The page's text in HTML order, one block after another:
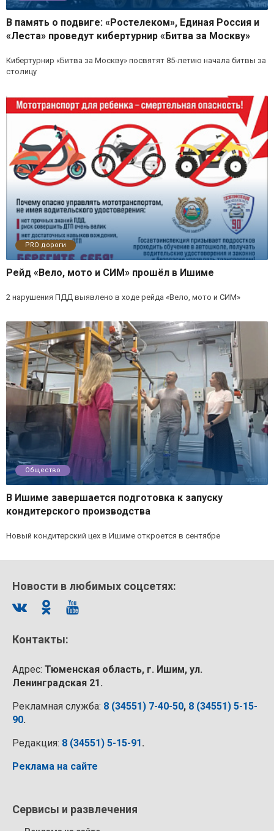
В память о подвиге: «Ростелеком», Единая Россия и
«Леста» проведут кибертурнир «Битва за Москву»
Кибертурнир «Битва за Москву» посвятят 85‑летию начала битвы за
столицу
PRO дороги
Рейд «Вело, мото и СИМ» прошёл в Ишиме
2 нарушения ПДД выявлено в ходе рейда «Вело, мото и СИМ»
Общество
В Ишиме завершается подготовка к запуску
кондитерского производства
Новый кондитерский цех в Ишиме откроется в сентябре
Новости в любимых соцсетях:
Контакты:
Адрес: Тюменская область, г. Ишим, ул.
Ленинградская 21.
Рекламная служба: 8 (34551) 7-40-50, 8 (34551) 5-15-
90.
Редакция: 8 (34551) 5-15-91.
Реклама на сайте
Сервисы и развлечения